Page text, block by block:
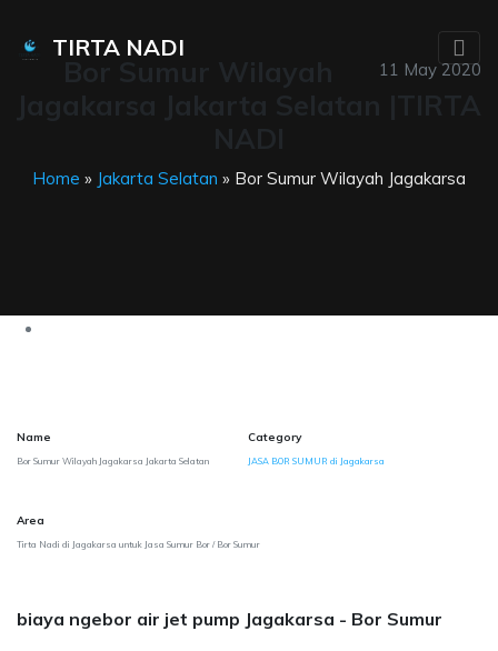
TIRTA NADI
11 May 2020
Home » Jakarta Selatan » Bor Sumur Wilayah Jagakarsa
Name
Bor Sumur Wilayah Jagakarsa Jakarta Selatan
Category
JASA BOR SUMUR di Jagakarsa
Area
Tirta Nadi di Jagakarsa untuk Jasa Sumur Bor / Bor Sumur
biaya ngebor air jet pump Jagakarsa - Bor Sumur